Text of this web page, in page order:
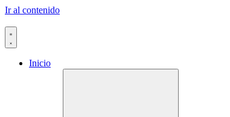
Ir al contenido
Inicio